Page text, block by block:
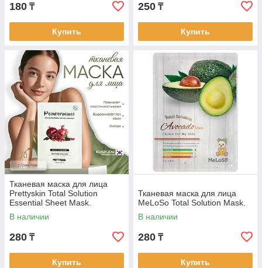
180 ₸
Купить
250 ₸
Купить
Тканевая маска для лица
Prettyskin Total Solution
Essential Sheet Mask.
В наличии
280 ₸
Купить
Тканевая маска для лица
MeLoSo Total Solution Mask.
В наличии
280 ₸
Купить